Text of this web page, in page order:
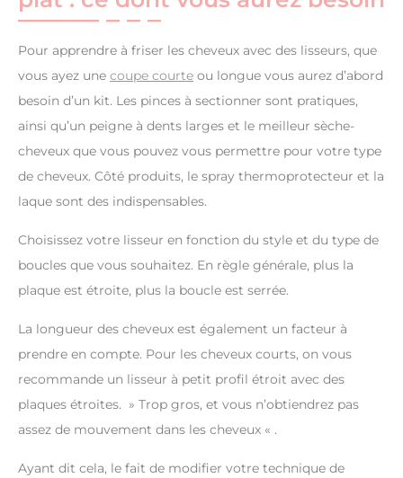
Pour apprendre à friser les cheveux avec des lisseurs, que
vous ayez une coupe courte ou longue vous aurez d’abord
besoin d’un kit. Les pinces à sectionner sont pratiques,
ainsi qu’un peigne à dents larges et le meilleur sèche-
cheveux que vous pouvez vous permettre pour votre type
de cheveux. Côté produits, le spray thermoprotecteur et la
laque sont des indispensables.
Choisissez votre lisseur en fonction du style et du type de
boucles que vous souhaitez. En règle générale, plus la
plaque est étroite, plus la boucle est serrée.
La longueur des cheveux est également un facteur à
prendre en compte. Pour les cheveux courts, on vous
recommande un lisseur à petit profil étroit avec des
plaques étroites. » Trop gros, et vous n’obtiendrez pas
assez de mouvement dans les cheveux « .
Ayant dit cela, le fait de modifier votre technique de